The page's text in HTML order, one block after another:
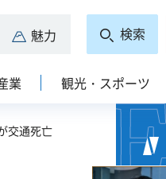
魅力 検索
業 観光・スポーツ
交通死亡